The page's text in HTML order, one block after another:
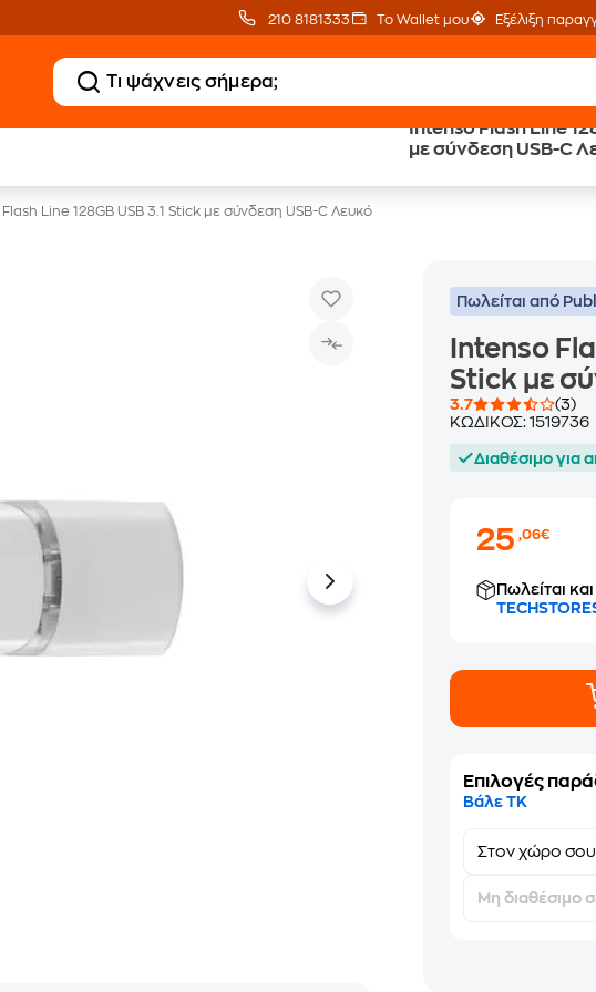
210 8181333 Το Wallet μου Εξέλιξη
Intenso Flash Line
με σύνδεση USB-C
Public επιστροφή €
Line 128GB USB 3.1 Stick με σύνδεση USB-C Λευκό
Πωλείται από
Intenso
Stick με
3.7
(3)
ΚΩΔΙΚΟΣ:1519736
Διαθέσιμο για
25,06€
Πωλείται
Επιλογές
Βάλε ΤΚ
Στονχώρο σου
Μη διαθέσιμο